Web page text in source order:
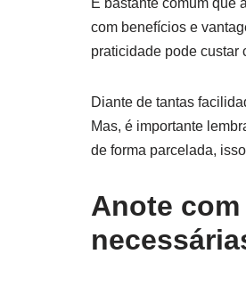
É bastante comum que
com benefícios e
praticidade pode custar
Diante de tantas
Mas, é importante
de forma parcelada,
Anote